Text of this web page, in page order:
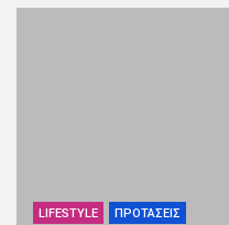
LIFESTYLE ΠΡΟΤΑΣΕΙΣ